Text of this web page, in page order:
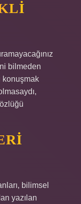
bilmeden
konuşmak
bilimsel
yazılan